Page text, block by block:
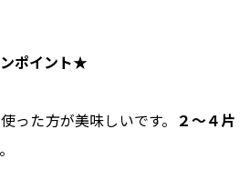
ポイント★
った方が美味しいです。 ２～４片